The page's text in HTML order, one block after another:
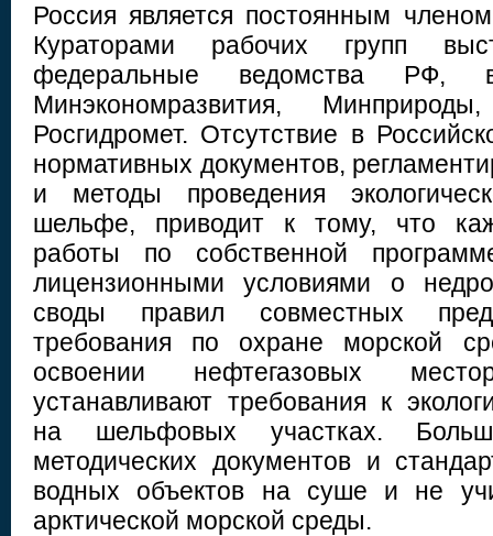
Россия является постоянным
Кураторами рабочих групп
федеральные ведомства РФ,
Минэкономразвития,
Росгидромет. Отсутствие в
нормативных документов,
и методы проведения
шельфе, приводит к тому, что
работы по собственной
лицензионными условиями о
своды правил совместных
требования по охране морской
освоении нефтегазовых
устанавливают требования к
на шельфовых участках.
методических документов и
водных объектов на суше и не
арктической морской среды.